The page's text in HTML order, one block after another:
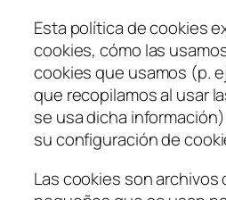
Esta política de cookies
cookies, cómo las
cookies que usamos (p.
que recopilamos al usar
se usa dicha
su configuración de
Las cookies son